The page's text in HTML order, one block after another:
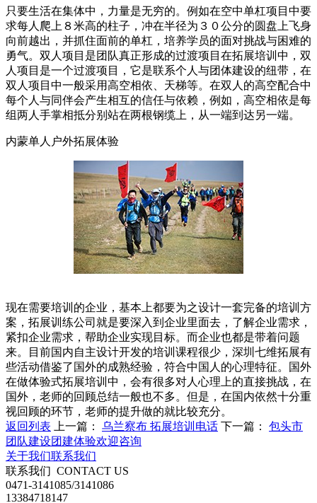
只要生活在集体中，力量是无穷的。例如在空中单杠项目中要
求每人爬上８米高的柱子，冲在半径为３０公分的圆盘上飞身
向前越出，并抓住面前的单杠，培养学员的面对挑战与困难的
勇气。双人项目是团队真正形成的过渡项目在拓展培训中，双
人项目是一个过渡项目，它是联系个人与团体建设的纽带，在
双人项目中一般采用高空相依、天梯等。在双人的高空配合中
每个人与同伴会产生相互的信任与依赖，例如，高空相依是每
组两人手掌相抵分别站在两根钢缆上，从一端到达另一端。
内蒙单人户外拓展体验
现在需要培训的企业，基本上都要为之设计一套完备的培训方
案，拓展训练公司就是要深入到企业里面去，了解企业需求，
紧扣企业需求，帮助企业实现目标。而企业也都是带着问题
来。目前国内自主设计开发的培训课程很少，深圳七维拓展有
些活动借鉴了国外的成熟经验，符合中国人的心理特征。国外
在做体验式拓展培训中，会有很多对人心理上的直接挑战，在
国外，老师的回顾总结一般也不多。但是，在国内依然十分重
视回顾的环节，老师的提升做的就比较充分。
返回列表
上一篇： 乌兰察布 拓展培训电话 下一篇： 包头市
团队建设团建体验欢迎咨询
关于我们联系我们
联系我们 CONTACT US
0471-3141085/3141086
13384718147